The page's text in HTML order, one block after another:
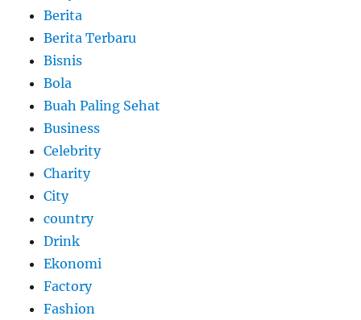
Berita
Berita Terbaru
Bisnis
Bola
Buah Paling Sehat
Business
Celebrity
Charity
City
country
Drink
Ekonomi
Factory
Fashion